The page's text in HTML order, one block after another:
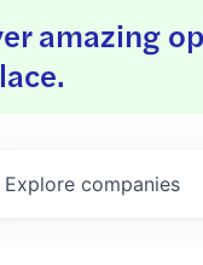
amazing
Explore companies